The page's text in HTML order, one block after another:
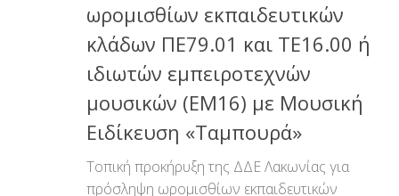
ωρομισθίων εκπαιδευτικών
κλάδων ΠΕ79.01 και ΤΕ16.00 ή
ιδιωτών εμπειροτεχνών
μουσικών (ΕΜ16) με Μουσική
Ειδίκευση «Ταμπουρά»
Τοπική προκήρυξη της ΔΔΕ Λακωνίας για
πρόσληψη ωρομισθίων εκπαιδευτικών